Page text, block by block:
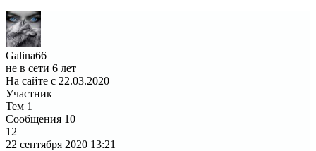
Galina66
не в сети 6 лет
На сайте с 22.03.2020
Участник
Тем 1
Сообщения 10
12
22 сентября 2020 13:21